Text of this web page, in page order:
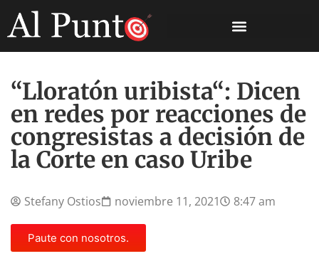
“Lloratón uribista“: Dicen
en redes por reacciones de
congresistas a decisión de
la Corte en caso Uribe
Stefany Ostios noviembre 11, 2021 8:47 am
Paute con nosotros.